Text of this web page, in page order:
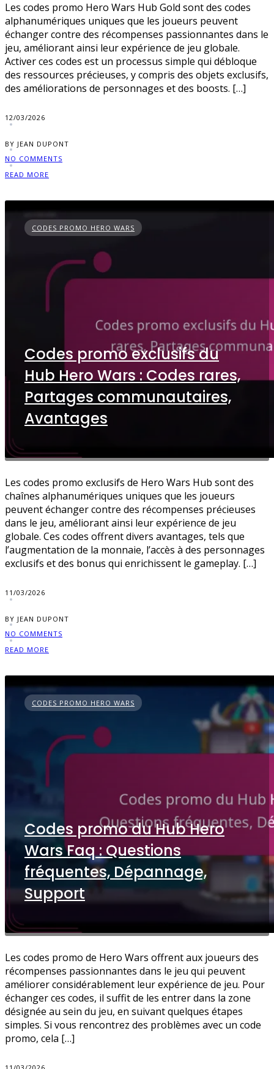
Les codes promo Hero Wars Hub Gold sont des codes
alphanumériques uniques que les joueurs peuvent
échanger contre des récompenses passionnantes dans le
jeu, améliorant ainsi leur expérience de jeu globale.
Activer ces codes est un processus simple qui débloque
des ressources précieuses, y compris des objets exclusifs,
des améliorations de personnages et des boosts. […]
12/03/2026
BY JEAN DUPONT
NO COMMENTS
READ MORE
CODES PROMO HERO WARS
Codes promo exclusifs du
Hub Hero Wars : Codes rares,
Partages communautaires,
Avantages
Les codes promo exclusifs de Hero Wars Hub sont des
chaînes alphanumériques uniques que les joueurs
peuvent échanger contre des récompenses précieuses
dans le jeu, améliorant ainsi leur expérience de jeu
globale. Ces codes offrent divers avantages, tels que
l’augmentation de la monnaie, l’accès à des personnages
exclusifs et des bonus qui enrichissent le gameplay. […]
11/03/2026
BY JEAN DUPONT
NO COMMENTS
READ MORE
CODES PROMO HERO WARS
Codes promo du Hub Hero
Wars Faq : Questions
fréquentes, Dépannage,
Support
Les codes promo de Hero Wars offrent aux joueurs des
récompenses passionnantes dans le jeu qui peuvent
améliorer considérablement leur expérience de jeu. Pour
échanger ces codes, il suffit de les entrer dans la zone
désignée au sein du jeu, en suivant quelques étapes
simples. Si vous rencontrez des problèmes avec un code
promo, cela […]